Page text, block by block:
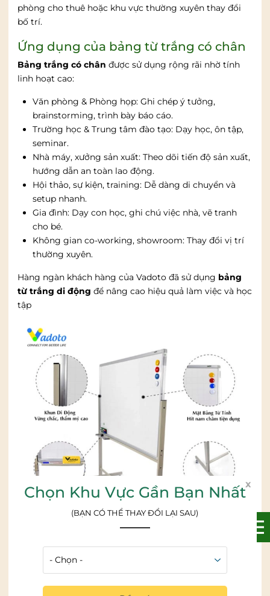
phòng cho thuê hoặc khu vực thường xuyên thay đổi
bố trí.
Ứng dụng của bảng từ trắng có chân
Bảng trắng có chân được sử dụng rộng rãi nhờ tính
linh hoạt cao:
Văn phòng & Phòng họp: Ghi chép ý tưởng,
brainstorming, trình bày báo cáo.
Trường học & Trung tâm đào tạo: Dạy học, ôn tập,
seminar.
Nhà máy, xưởng sản xuất: Theo dõi tiến độ sản xuất,
hướng dẫn an toàn lao động.
Hội thảo, sự kiện, training: Dễ dàng di chuyển và
setup nhanh.
Gia đình: Dạy con học, ghi chú việc nhà, vẽ tranh
cho bé.
Không gian co-working, showroom: Thay đổi vị trí
thường xuyên.
Hàng ngàn khách hàng của Vadoto đã sử dụng bảng
từ trắng di động để nâng cao hiệu quả làm việc và học
tập
Bảng từ trắng có chân đa năng
x
Chọn Khu Vực Gần Bạn Nhất
(BẠN CÓ THỂ THAY ĐỔI LẠI SAU)